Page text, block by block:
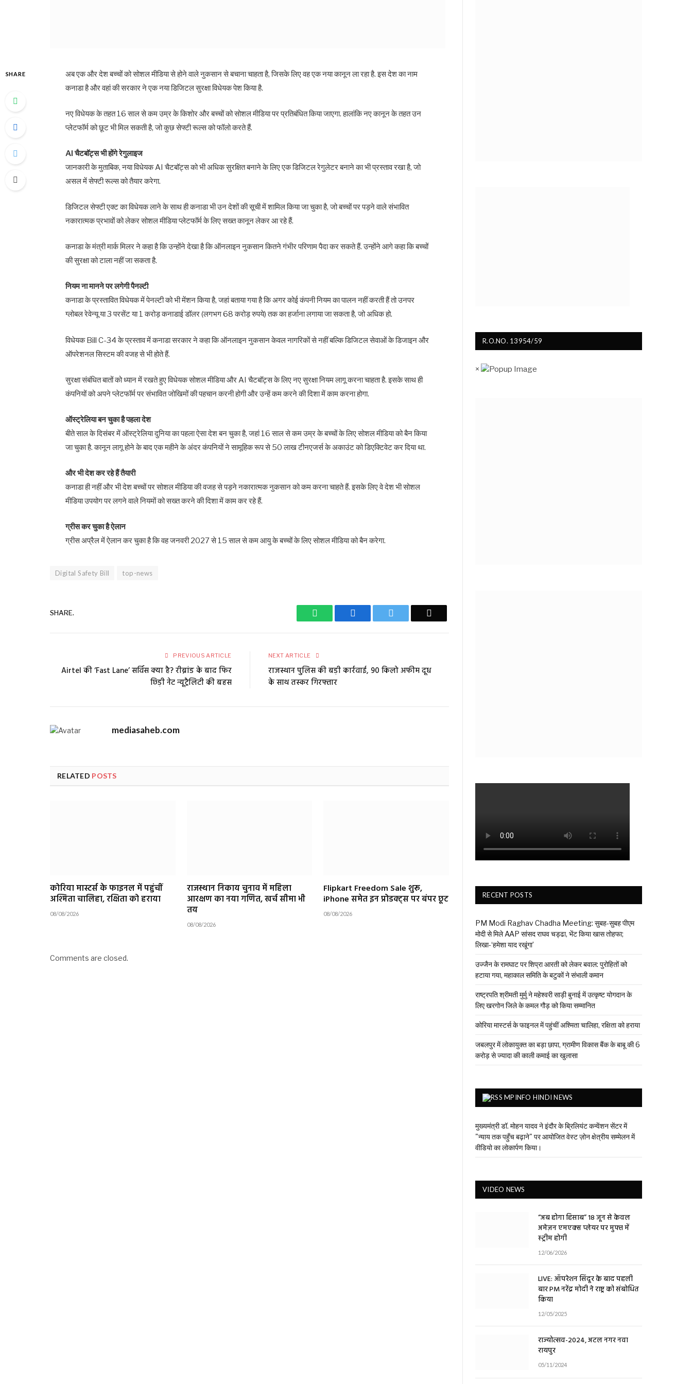
SHARE
अब एक और देश बच्चों को सोशल मीडिया से होने वाले नुकसान से बचाना चाहता है, जिसके लिए वह एक नया कानून ला रहा है. इस देश का नाम
कनाडा है और वहां की सरकार ने एक नया डिजिटल सुरक्षा विधेयक पेश किया है.
नए विधेयक के तहत 16 साल से कम उम्र के किशोर और बच्चों को सोशल मीडिया पर प्रतिबंधित किया जाएगा. हालांकि नए कानून के तहत उन
प्लेटफॉर्म को छूट भी मिल सकती है, जो कुछ सेफ्टी रूल्स को फॉलो करते हैं.
AI चैटबॉट्स भी होंगे रेगुलाइज
जानकारी के मुताबिक, नया विधेयक AI चैटबॉट्स को भी अधिक सुरक्षित बनाने के लिए एक डिजिटल रेगुलेटर बनाने का भी प्रस्ताव रखा है, जो
असल में सेफ्टी रूल्स को तैयार करेगा.
डिजिटल सेफ्टी एक्ट का विधेयक लाने के साथ ही कनाडा भी उन देशों की सूची में शामिल किया जा चुका है, जो बच्चों पर पड़ने वाले संभावित
नकारात्मक प्रभावों को लेकर सोशल मीडिया प्लेटफॉर्म के लिए सख्त कानून लेकर आ रहे हैं.
कनाडा के मंत्री मार्क मिलर ने कहा है कि उन्होंने देखा है कि ऑनलाइन नुकसान कितने गंभीर परिणाम पैदा कर सकते हैं. उन्होंने आगे कहा कि बच्चों
की सुरक्षा को टाला नहीं जा सकता है.
नियम ना मानने पर लगेगी पैनल्टी
कनाडा के प्रस्तावित विधेयक में पेनल्टी को भी मेंशन किया है, जहां बताया गया है कि अगर कोई कंपनी नियम का पालन नहीं करती हैं तो उनपर
ग्लोबल रेवेन्यू या 3 परसेंट या 1 करोड़ कनाडाई डॉलर (लगभग 68 करोड़ रुपये) तक का हर्जाना लगाया जा सकता है, जो अधिक हो.
विधेयक Bill C-34 के प्रस्ताव में कनाडा सरकार ने कहा कि ऑनलाइन नुकसान केवल नागरिकों से नहीं बल्कि डिजिटल सेवाओं के डिजाइन और
ऑपरेशनल सिस्टम की वजह से भी होते हैं.
सुरक्षा संबंधित बातों को ध्यान में रखते हुए विधेयक सोशल मीडिया और AI चैटबॉट्स के लिए नए सुरक्षा नियम लागू करना चाहता है. इसके साथ ही
कंपनियों को अपने प्लेटफॉर्म पर संभावित जोखिमों की पहचान करनी होगी और उन्हें कम करने की दिशा में काम करना होगा.
ऑस्ट्रेलिया बन चुका है पहला देश
बीते साल के दिसंबर में ऑस्ट्रेलिया दुनिया का पहला ऐसा देश बन चुका है, जहां 16 साल से कम उम्र के बच्चों के लिए सोशल मीडिया को बैन किया
जा चुका है. कानून लागू होने के बाद एक महीने के अंदर कंपनियों ने सामूहिक रूप से 50 लाख टीनएजर्स के अकाउंट को डिएक्टिवेट कर दिया था.
और भी देश कर रहे हैं तैयारी
कनाडा ही नहीं और भी देश बच्चों पर सोशल मीडिया की वजह से पड़ने नकारात्मक नुकसान को कम करना चाहते हैं. इसके लिए वे देश भी सोशल
मीडिया उपयोग पर लगने वाले नियमों को सख्त करने की दिशा में काम कर रहे हैं.
ग्रीस कर चुका है ऐलान
ग्रीस अप्रैल में ऐलान कर चुका है कि वह जनवरी 2027 से 15 साल से कम आयु के बच्चों के लिए सोशल मीडिया को बैन करेगा.
Digital Safety Bill top-news
SHARE. WhatsApp Facebook
PREVIOUS ARTICLE
Airtel की ‘Fast Lane’ सर्विस क्या है? रीब्रांड के बाद फिर
छिड़ी नेट न्यूट्रैलिटी की बहस
NEXT ARTICLE
राजस्थान पुलिस की बड़ी कार्रवाई, 90 किलो अफीम दूध
के साथ तस्कर गिरफ्तार
mediasaheb.com
RELATED POSTS
कोरिया मास्टर्स के फाइनल में पहुंचीं
अश्मिता चालिहा, रक्षिता को हराया
08/08/2026
राजस्थान निकाय चुनाव में महिला
आरक्षण का नया गणित, खर्च सीमा भी
तय
08/08/2026
Flipkart Freedom Sale शुरू,
iPhone समेत इन प्रोडक्ट्स पर बंपर छूट
08/08/2026
Comments are closed.
R.O.NO. 13954/59
×
RECENT POSTS
PM Modi Raghav Chadha Meeting: सुबह-सुबह पीएम
मोदी से मिले AAP सांसद राघव चड्ढा, भेंट किया खास तोहफा;
लिखा-‘हमेशा याद रखूंगा’
उज्जैन के रामघाट पर शिप्रा आरती को लेकर बवाल: पुरोहितों को
हटाया गया, महाकाल समिति के बटुकों ने संभाली कमान
राष्ट्रपति श्रीमती मुर्मु ने महेश्वरी साड़ी बुनाई में उत्कृष्ट योगदान के
लिए खरगोन जिले के कमल गौड़ को किया सम्मानित
कोरिया मास्टर्स के फाइनल में पहुंचीं अश्मिता चालिहा, रक्षिता को हराया
जबलपुर में लोकायुक्त का बड़ा छापा, ग्रामीण विकास बैंक के बाबू की 6
करोड़ से ज्यादा की काली कमाई का खुलासा
MPINFO HINDI NEWS
मुख्यमंत्री डॉ. मोहन यादव ने इंदौर के ब्रिलियंट कन्वेंशन सेंटर में
"न्याय तक पहुँच बढ़ाने" पर आयोजित वेस्ट ज़ोन क्षेत्रीय सम्मेलन में
वीडियो का लोकार्पण किया।
VIDEO NEWS
“अब होगा हिसाब” 18 जून से केवल
अमेज़न एमएक्स प्लेयर पर मुफ्त में
स्ट्रीम होगी
12/06/2026
LIVE: ऑपरेशन सिंदूर के बाद पहली
बार PM नरेंद्र मोदी ने राष्ट्र को संबोधित
किया
12/05/2025
राज्योत्सव-2024, अटल नगर नवा
रायपुर
05/11/2024